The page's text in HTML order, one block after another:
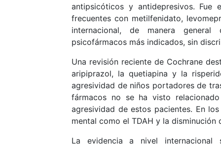
antipsicóticos y antidepresivos. Fue
frecuentes con metilfenidato,
internacional, de manera
psicofármacos más indicados, sin
Una revisión reciente de Cochrane
aripiprazol, la quetiapina y la
agresividad de niños portadores de
fármacos no se ha visto
agresividad de estos pacientes. En
mental como el TDAH y la
La evidencia a nivel